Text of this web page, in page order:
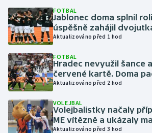
Lyže a snowboard
Moderní pětiboj
Motorsport
Parasport
FOTBAL
Jablonec doma splnil
úspěšně zahájil
Aktualizováno před 1 hod
FOTBAL
Hradec nevyužil šance
červené kartě. Doma
Aktualizováno před 2 hod
VOLEJBAL
Volejbalistky načaly
ME vítězně a ukázaly
Aktualizováno před 3 hod